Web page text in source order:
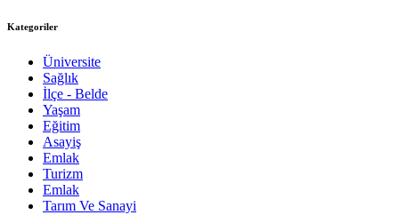
Kategoriler
Üniversite
Sağlık
İlçe - Belde
Yaşam
Eğitim
Asayiş
Emlak
Turizm
Emlak
Tarım Ve Sanayi